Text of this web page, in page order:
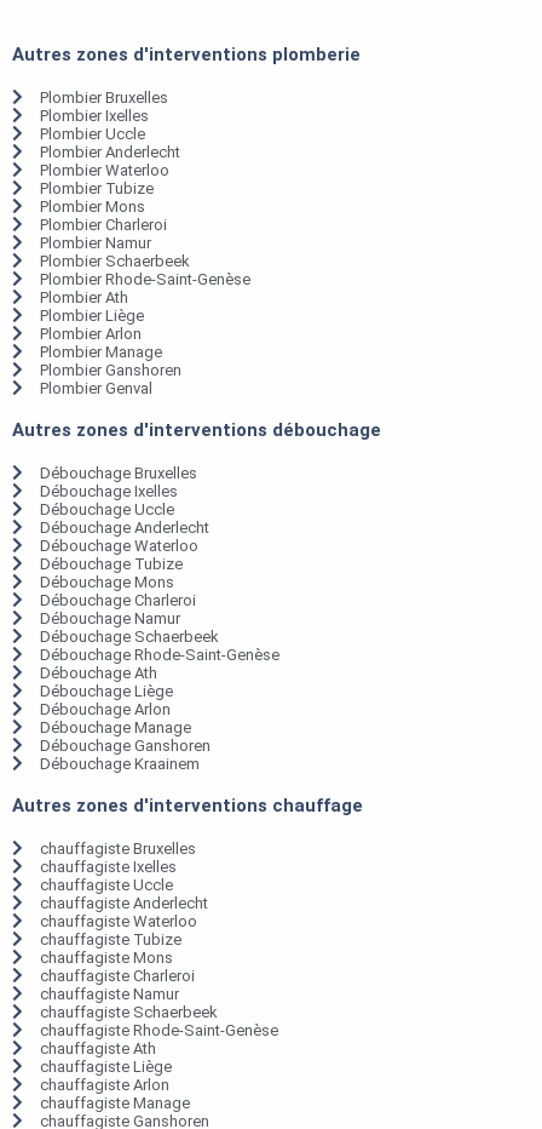
Autres zones d'interventions plomberie
Plombier Bruxelles
Plombier Ixelles
Plombier Uccle
Plombier Anderlecht
Plombier Waterloo
Plombier Tubize
Plombier Mons
Plombier Charleroi
Plombier Namur
Plombier Schaerbeek
Plombier Rhode-Saint-Genèse
Plombier Ath
Plombier Liège
Plombier Arlon
Plombier Manage
Plombier Ganshoren
Plombier Genval
Autres zones d'interventions débouchage
Débouchage Bruxelles
Débouchage Ixelles
Débouchage Uccle
Débouchage Anderlecht
Débouchage Waterloo
Débouchage Tubize
Débouchage Mons
Débouchage Charleroi
Débouchage Namur
Débouchage Schaerbeek
Débouchage Rhode-Saint-Genèse
Débouchage Ath
Débouchage Liège
Débouchage Arlon
Débouchage Manage
Débouchage Ganshoren
Débouchage Kraainem
Autres zones d'interventions chauffage
chauffagiste Bruxelles
chauffagiste Ixelles
chauffagiste Uccle
chauffagiste Anderlecht
chauffagiste Waterloo
chauffagiste Tubize
chauffagiste Mons
chauffagiste Charleroi
chauffagiste Namur
chauffagiste Schaerbeek
chauffagiste Rhode-Saint-Genèse
chauffagiste Ath
chauffagiste Liège
chauffagiste Arlon
chauffagiste Manage
chauffagiste Ganshoren